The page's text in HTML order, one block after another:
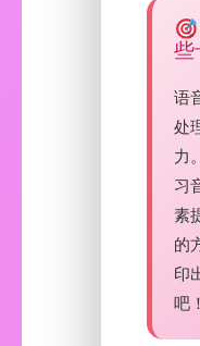
些
语
处
力
习
素
的
印
吧！